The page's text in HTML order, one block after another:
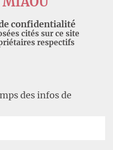
confidentialité
cités sur ce site
respectifs
des infos de